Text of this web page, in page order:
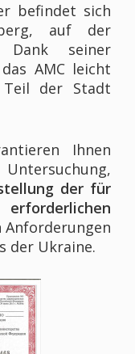
befindet sich
auf der
Dank seiner
AMC leicht
der Stadt
Ihnen
der für
Anforderungen
der Ukraine.